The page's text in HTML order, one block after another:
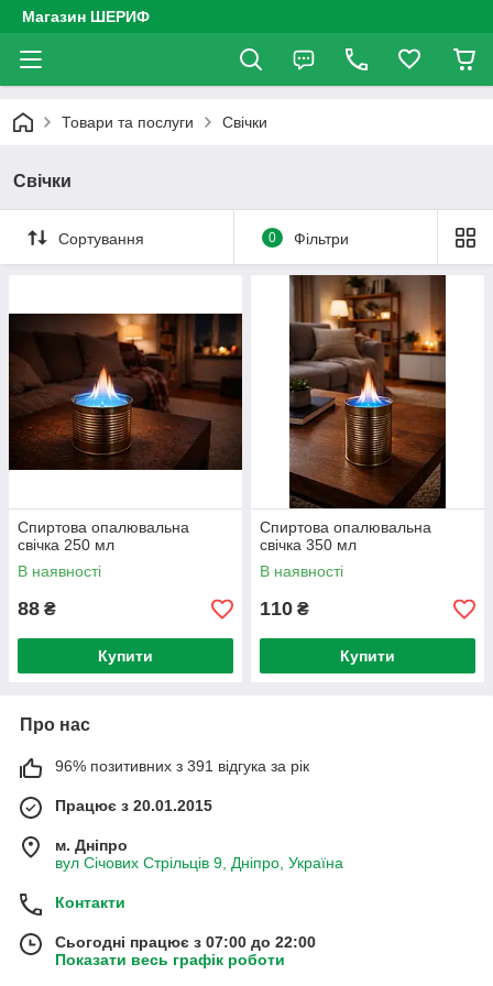
Магазин ШЕРИФ
Товари та послуги Свічки
Свічки
Сортування 0 Фільтри
Спиртова опалювальна
свічка 250 мл
В наявності
88 ₴
Купити
Спиртова опалювальна
свічка 350 мл
В наявності
110 ₴
Купити
Про нас
96% позитивних з 391 відгука за рік
Працює з 20.01.2015
м. Дніпро
вул Січових Стрільців 9, Дніпро, Україна
Контакти
Сьогодні працює з 07:00 до 22:00
Показати весь графік роботи